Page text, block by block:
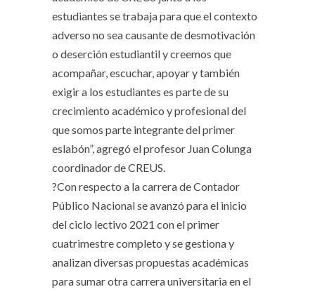
estudiantes se trabaja para que el contexto
adverso no sea causante de desmotivación
o deserción estudiantil y creemos que
acompañar, escuchar, apoyar y también
exigir a los estudiantes es parte de su
crecimiento académico y profesional del
que somos parte integrante del primer
eslabón”, agregó el profesor Juan Colunga
coordinador de CREUS.
?Con respecto a la carrera de Contador
Público Nacional se avanzó para el inicio
del ciclo lectivo 2021 con el primer
cuatrimestre completo y se gestiona y
analizan diversas propuestas académicas
para sumar otra carrera universitaria en el